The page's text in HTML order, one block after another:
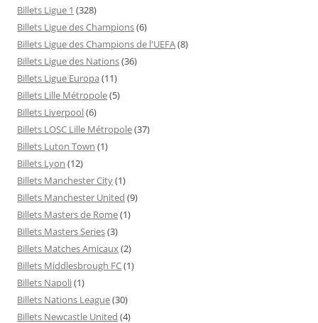
Billets Ligue 1 (328)
Billets Ligue des Champions(6)
Billets Ligue des Champions de l'UEFA(8)
Billets Ligue des Nations(36)
Billets Ligue Europa (11)
Billets Lille Métropole(5)
Billets Liverpool(6)
Billets LOSC Lille Métropole(37)
Billets Luton Town (1)
Billets Lyon (12)
Billets Manchester City(1)
Billets Manchester United (9)
Billets Masters de Rome(1)
Billets Masters Series(3)
Billets Matches Amicaux(2)
Billets Middlesbrough FC(1)
Billets Napoli(1)
Billets Nations League(30)
Billets Newcastle United (4)